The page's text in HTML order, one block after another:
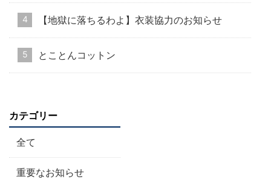
【地獄に落ちるわよ】衣装協力のお知らせ
とことんコットン
カテゴリー
全て
重要なお知らせ